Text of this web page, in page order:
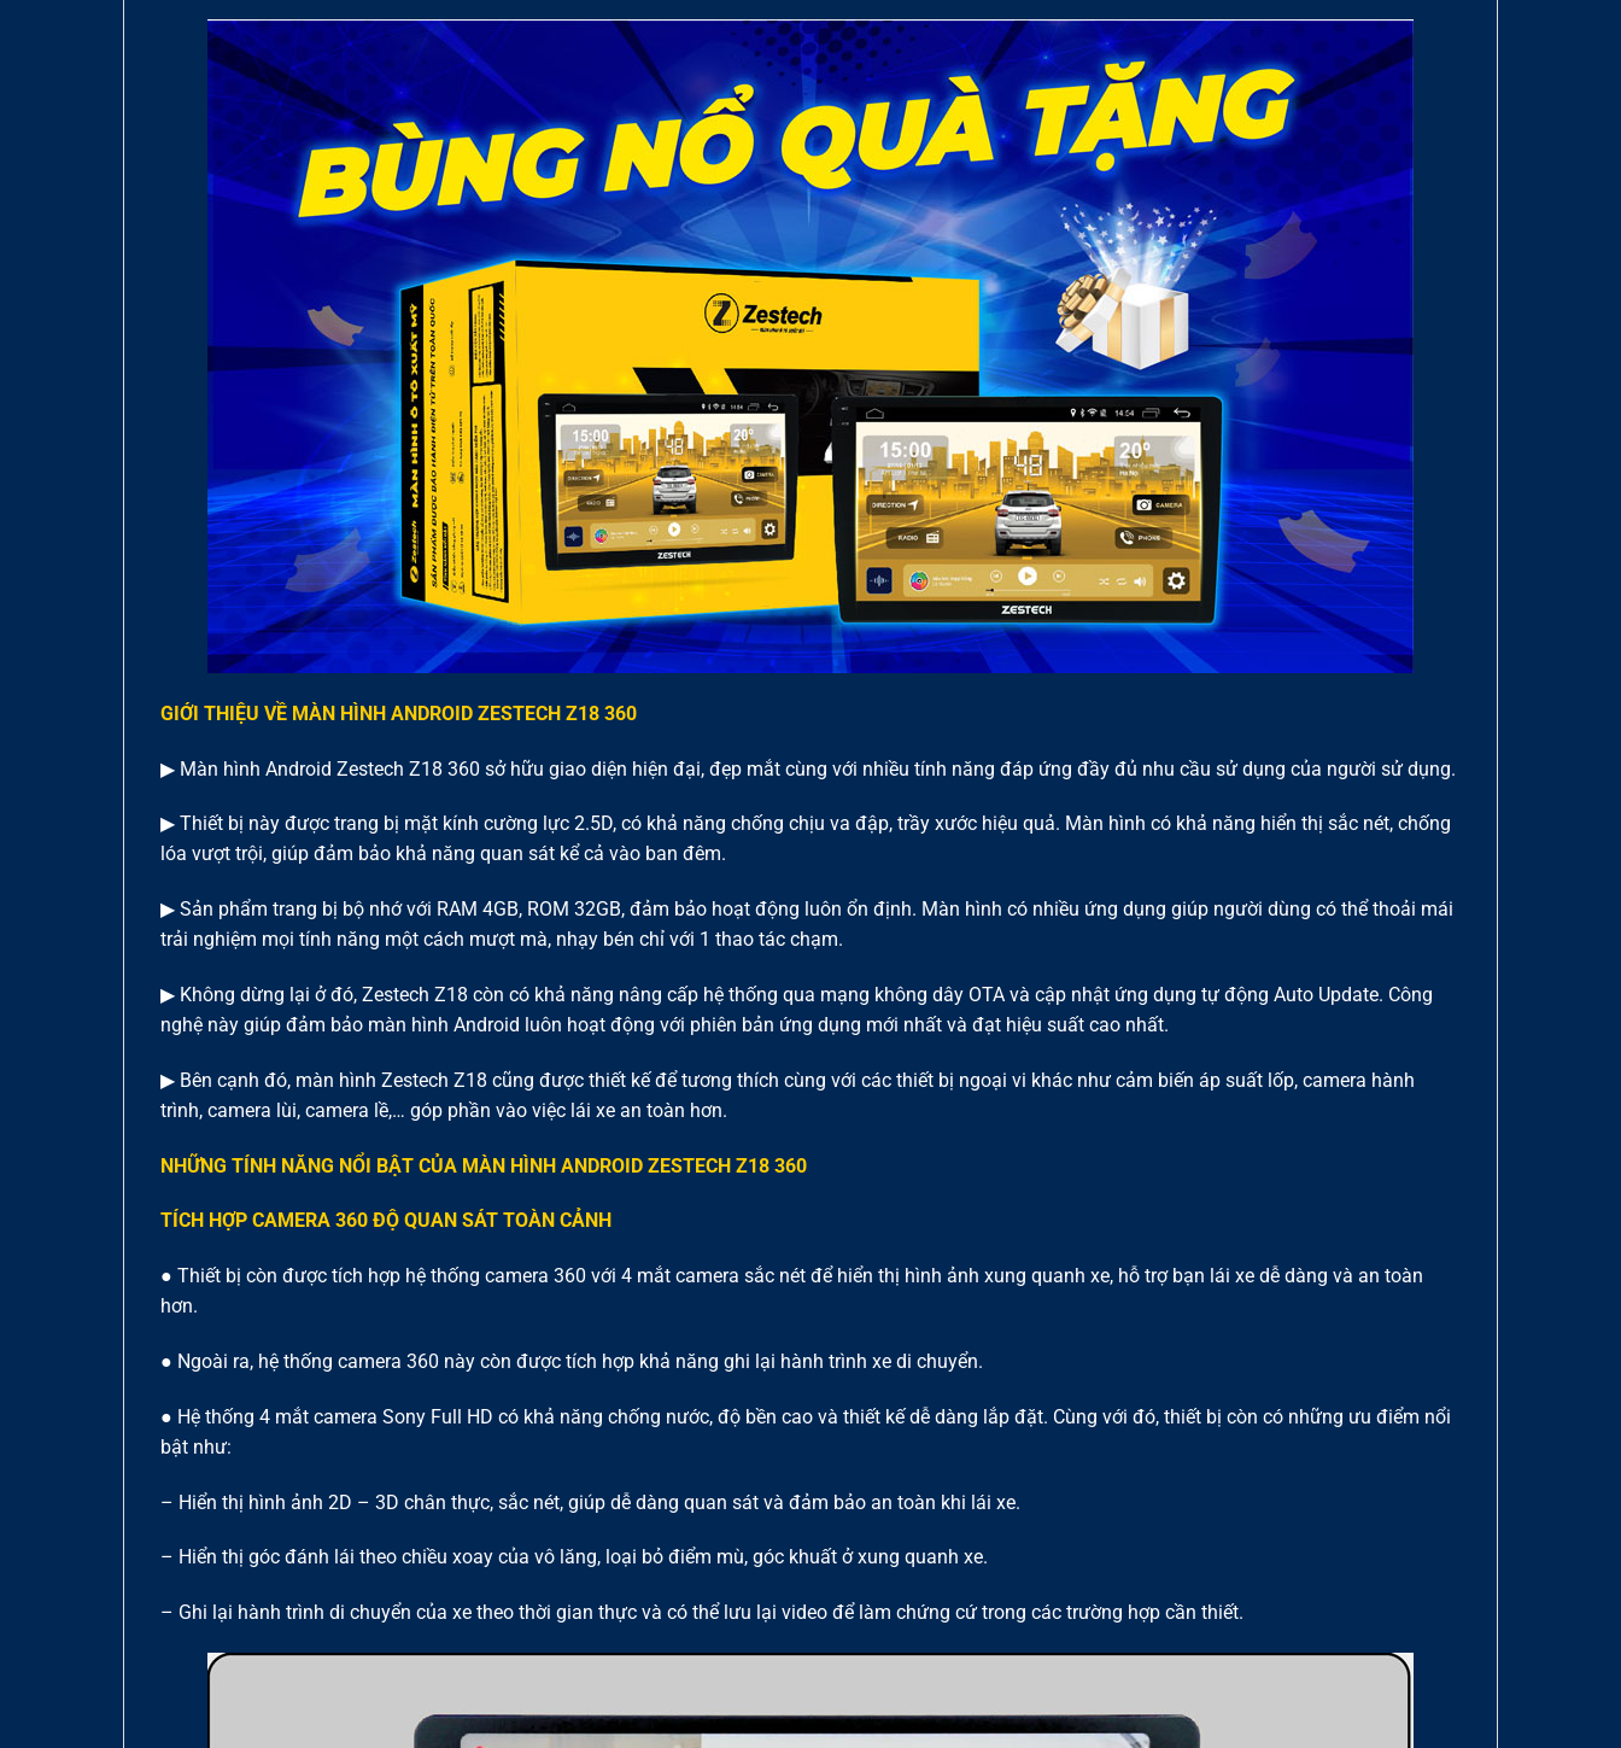
GIỚI THIỆU VỀ MÀN HÌNH ANDROID ZESTECH Z18 360
▶ Màn hình Android Zestech Z18 360 sở hữu giao diện hiện đại, đẹp mắt cùng với nhiều tính năng đáp ứng đầy đủ nhu cầu sử dụng của người sử dụng.
▶ Thiết bị này được trang bị mặt kính cường lực 2.5D, có khả năng chống chịu va đập, trầy xước hiệu quả. Màn hình có khả năng hiển thị sắc nét, chống
lóa vượt trội, giúp đảm bảo khả năng quan sát kể cả vào ban đêm.
▶ Sản phẩm trang bị bộ nhớ với RAM 4GB, ROM 32GB, đảm bảo hoạt động luôn ổn định. Màn hình có nhiều ứng dụng giúp người dùng có thể thoải mái
trải nghiệm mọi tính năng một cách mượt mà, nhạy bén chỉ với 1 thao tác chạm.
▶ Không dừng lại ở đó, Zestech Z18 còn có khả năng nâng cấp hệ thống qua mạng không dây OTA và cập nhật ứng dụng tự động Auto Update. Công
nghệ này giúp đảm bảo màn hình Android luôn hoạt động với phiên bản ứng dụng mới nhất và đạt hiệu suất cao nhất.
▶ Bên cạnh đó, màn hình Zestech Z18 cũng được thiết kế để tương thích cùng với các thiết bị ngoại vi khác như cảm biến áp suất lốp, camera hành
trình, camera lùi, camera lề,… góp phần vào việc lái xe an toàn hơn.
NHỮNG TÍNH NĂNG NỔI BẬT CỦA MÀN HÌNH ANDROID ZESTECH Z18 360
TÍCH HỢP CAMERA 360 ĐỘ QUAN SÁT TOÀN CẢNH
● Thiết bị còn được tích hợp hệ thống camera 360 với 4 mắt camera sắc nét để hiển thị hình ảnh xung quanh xe, hỗ trợ bạn lái xe dễ dàng và an toàn
hơn.
● Ngoài ra, hệ thống camera 360 này còn được tích hợp khả năng ghi lại hành trình xe di chuyển.
● Hệ thống 4 mắt camera Sony Full HD có khả năng chống nước, độ bền cao và thiết kế dễ dàng lắp đặt. Cùng với đó, thiết bị còn có những ưu điểm nổi
bật như:
– Hiển thị hình ảnh 2D – 3D chân thực, sắc nét, giúp dễ dàng quan sát và đảm bảo an toàn khi lái xe.
– Hiển thị góc đánh lái theo chiều xoay của vô lăng, loại bỏ điểm mù, góc khuất ở xung quanh xe.
– Ghi lại hành trình di chuyển của xe theo thời gian thực và có thể lưu lại video để làm chứng cứ trong các trường hợp cần thiết.